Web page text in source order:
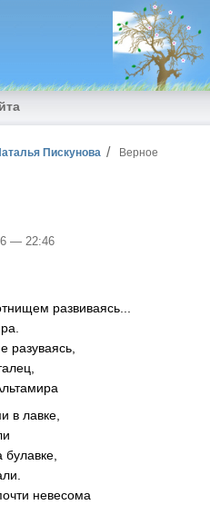
Пискунова
Верное
— 22:46
развиваясь...
разуваясь,
в лавке,
невесома